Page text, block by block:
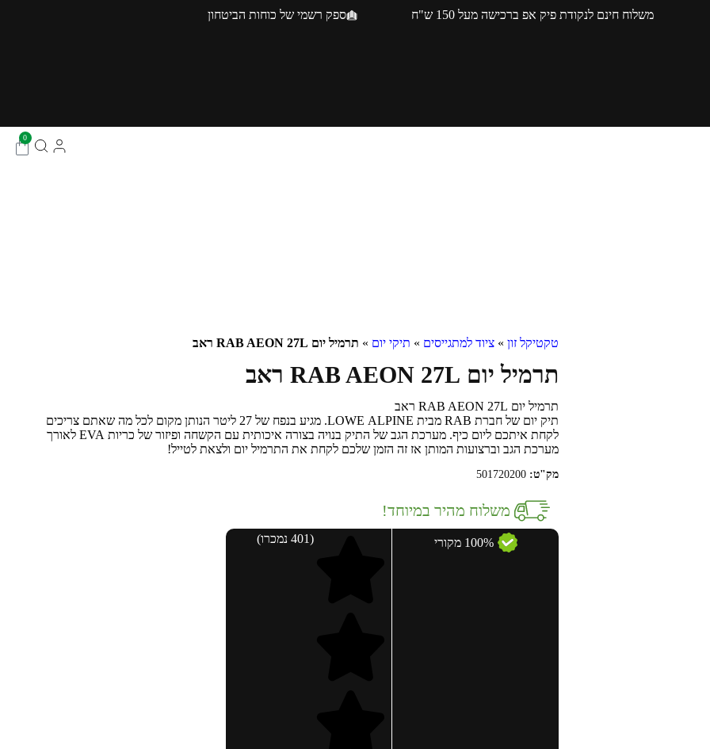
משלוח חינם לנקודת פיק אפ ברכישה מעל 150 ש"ח ספק רשמי של כוחות הביטחון
0
טקטיקל זון » ציוד למתגייסים » תיקי יום » תרמיל יום RAB AEON 27L ראב
תרמיל יום RAB AEON 27L ראב
תרמיל יום RAB AEON 27L ראב
תיק יום של חברת RAB מבית LOWE ALPINE
. מגיע בנפח של 27 ליטר הנותן מקום לכל מה שאתם צריכים
לקחת איתכם ליום כיף. מערכת הגב של התיק בנויה בצורה איכותית עם הקשחה ופיזור של כריות EVA לאורך
מערכת הגב וברצועות המותן אז זה הזמן שלכם לקחת את התרמיל יום ולצאת לטייל!
מק"ט:
משלוח מהיר במיוחד!
100% מקורי (401 נמכרו)